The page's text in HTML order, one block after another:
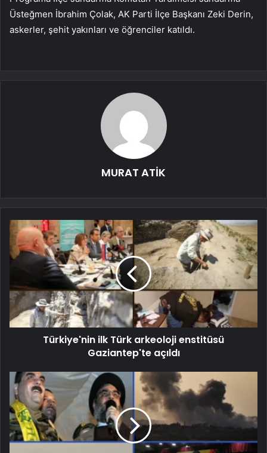
Üsteğmen İbrahim Çolak, AK Parti İlçe Başkanı Zeki Derin,
askerler, şehit yakınları ve öğrenciler katıldı.
MURAT ATİK
Türkiye'nin ilk Türk arkeoloji enstitüsü
Gaziantep'te açıldı